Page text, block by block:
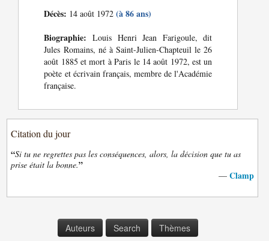
Décès: 14 août 1972(à 86 ans)
Biographie: Louis Henri Jean Farigoule, dit
Jules Romains, né à Saint-Julien-Chapteuil le 26
août 1885 et mort à Paris le 14 août 1972, est un
poète et écrivain français, membre de l'Académie
française.
Citation du jour
“Si tu ne regrettes pas les conséquences, alors, la décision que tu as
prise était la bonne.”
— Clamp
Auteurs Search Thèmes